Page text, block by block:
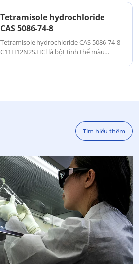
Tetramisole hydrochloride
CAS 5086-74-8
Tetramisole hydrochloride CAS 5086-74-8
C11H12N2S.HCl là bột tinh thể màu
Tìm hiểu thêm